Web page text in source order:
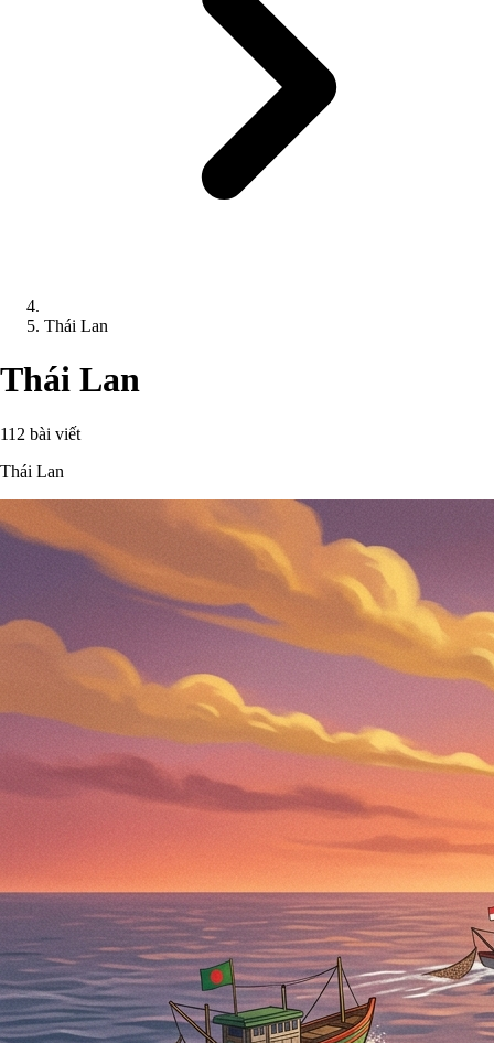
Thái Lan
Thái Lan
112 bài viết
Thái Lan